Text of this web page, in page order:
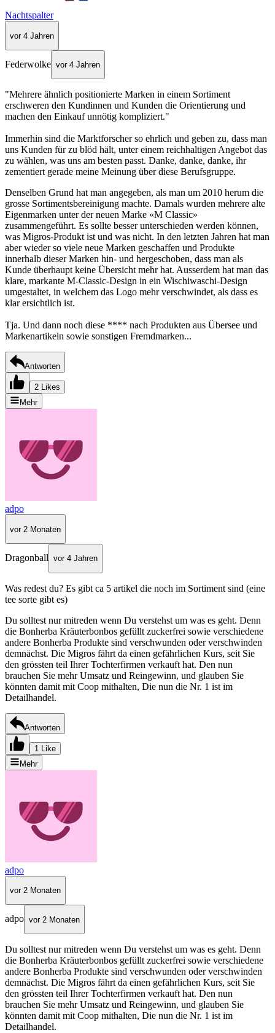
Nachtspalter
vor 4 Jahren
Federwolke vor 4 Jahren
"Mehrere ähnlich positionierte Marken in einem Sortiment
erschweren den Kundinnen und Kunden die Orientierung und
machen den Einkauf unnötig kompliziert."
Immerhin sind die Marktforscher so ehrlich und geben zu, dass man
uns Kunden für zu blöd hält, unter einem reichhaltigen Angebot das
zu wählen, was uns am besten passt. Danke, danke, danke, ihr
zementiert gerade meine Meinung über diese Berufsgruppe.
Denselben Grund hat man angegeben, als man um 2010 herum die
grosse Sortimentsbereinigung machte. Damals wurden mehrere alte
Eigenmarken unter der neuen Marke «M Classic»
zusammengeführt. Es sollte besser unterschieden werden können,
was Migros-Produkt ist und was nicht. In den letzten Jahren hat man
aber wieder so viele neue Marken geschaffen und Produkte
innerhalb dieser Marken hin- und hergeschoben, dass man als
Kunde überhaupt keine Übersicht mehr hat. Ausserdem hat man das
klare, markante M-Classic-Design in ein Wischiwaschi-Design
umgestaltet, in welchem das Logo mehr verschwindet, als dass es
klar ersichtlich ist.
Tja. Und dann noch diese **** nach Produkten aus Übersee und
Markenartikeln sowie sonstigen Fremdmarken...
Antworten
2 Likes
Mehr
adpo
vor 2 Monaten
Dragonball vor 4 Jahren
Was redest du? Es gibt ca 5 artikel die noch im Sortiment sind (eine
tee sorte gibt es)
Du solltest nur mitreden wenn Du verstehst um was es geht. Denn
die Bonherba Kräuterbonbos gefüllt zuckerfrei sowie verschiedene
andere Bonherba Produkte sind verschwunden oder verschwinden
demnächst. Die Migros fährt da einen gefährlichen Kurs, seit Sie
den grössten teil Ihrer Tochterfirmen verkauft hat. Den nun
brauchen Sie mehr Umsatz und Reingewinn, und glauben Sie
könnten damit mit Coop mithalten, Die nun die Nr. 1 ist im
Detailhandel.
Antworten
1 Like
Mehr
adpo
vor 2 Monaten
adpo vor 2 Monaten
Du solltest nur mitreden wenn Du verstehst um was es geht. Denn
die Bonherba Kräuterbonbos gefüllt zuckerfrei sowie verschiedene
andere Bonherba Produkte sind verschwunden oder verschwinden
demnächst. Die Migros fährt da einen gefährlichen Kurs, seit Sie
den grössten teil Ihrer Tochterfirmen verkauft hat. Den nun
brauchen Sie mehr Umsatz und Reingewinn, und glauben Sie
könnten damit mit Coop mithalten, Die nun die Nr. 1 ist im
Detailhandel.